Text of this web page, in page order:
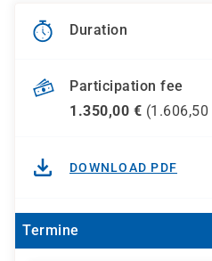
Duration
Participation fee
1.350,00 € (1.606,50
DOWNLOAD PDF
Termine